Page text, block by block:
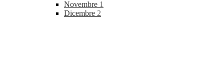
Novembre 1
Dicembre 2